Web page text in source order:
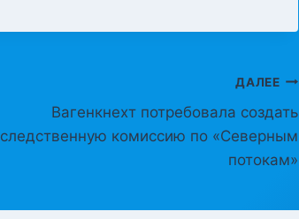
ДАЛЕЕ
Вагенкнехт потребовала создать
следственную комиссию по «Северным
потокам»